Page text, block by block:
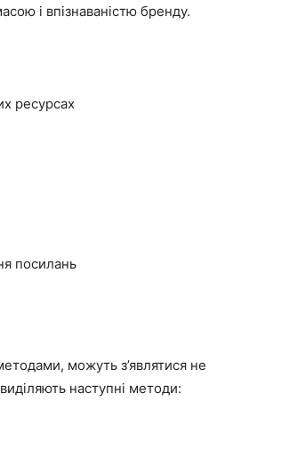
і впізнаваністю бренду.
ресурсах
посилань
можуть з’являтися не
наступні методи: